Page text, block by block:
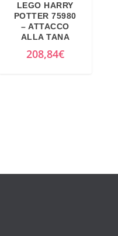
LEGO HARRY
POTTER 75980
– ATTACCO
ALLA TANA
208,84€